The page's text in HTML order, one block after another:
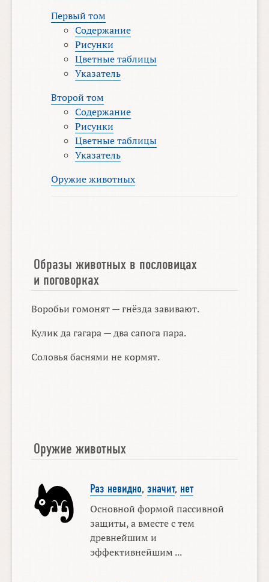
Первый том
Содержание
Рисунки
Цветные таблицы
Указатель
Второй том
Содержание
Рисунки
Цветные таблицы
Указатель
Оружие животных
Образы животных в пословицах
и поговорках
Воробьи гомонят — гнёзда завивают.
Кулик да гагара — два сапога пара.
Соловья баснями не кормят.
Оружие животных
Раз невидно, значит, нет
Основной формой пассивной
защиты, а вместе с тем
древнейшим и
эффективнейшим ...